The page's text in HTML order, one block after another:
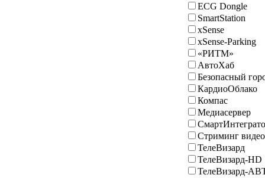
ECG Dongle
SmartStation
xSense
xSense-Parking
«РИТМ»
АвтоХаб
Безопасный
КардиоОблако
Компас
Медиасервер
Стриминг
ТелеВизард
ТелеВизард-HD
ТелеВизард-